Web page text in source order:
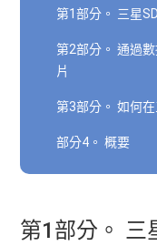
第1部分。 三星
第2部分。 通過
片
第3部分。 如何
部分4。 概要
第1部分。 三